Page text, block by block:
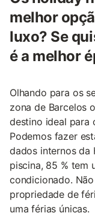
melhor
luxo? Se
é a melhor
Olhando para os
zona de Barcelos
destino ideal para
Podemos fazer
dados internos da
piscina, 85 % tem
condicionado.
propriedade de
uma férias únicas.